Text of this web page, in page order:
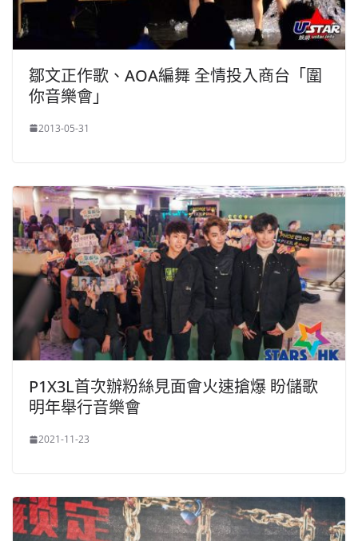
鄒文正作歌、AOA編舞 全情投入商台「圍
你音樂會」
2013-05-31
P1X3L首次辦粉絲見面會火速搶爆 盼儲歌
明年舉行音樂會
2021-11-23